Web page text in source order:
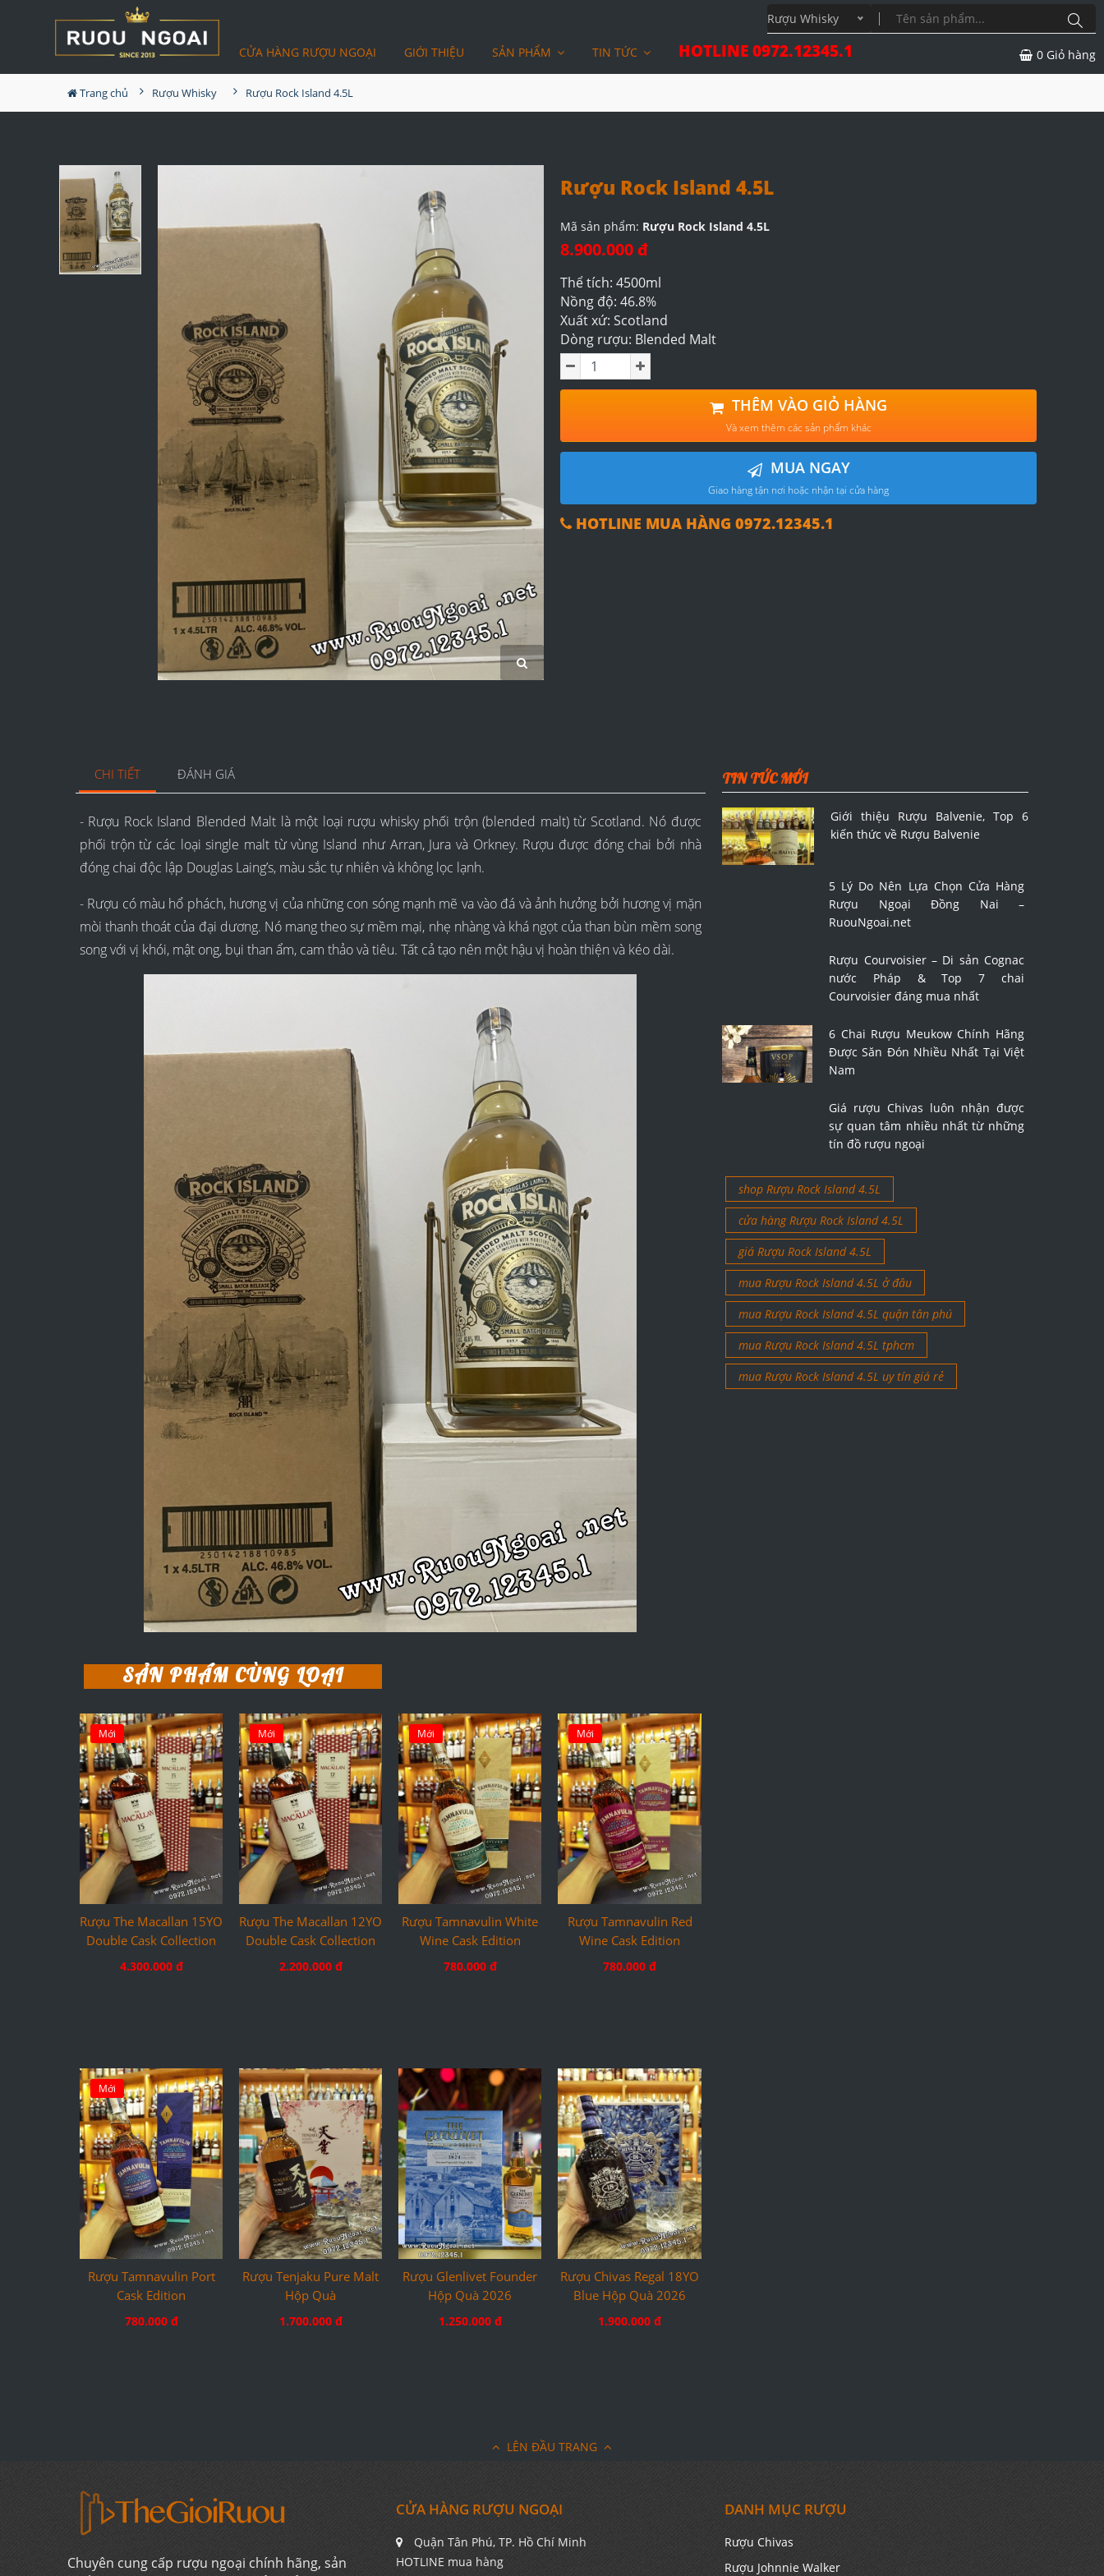
Rượu Whisky
CỬA HÀNG RƯỢU NGOẠI GIỚI THIỆU SẢN PHẨM TIN TỨC HOTLINE 0972.12345.1 0 Giỏ hàng
Trang chủ Rượu Whisky Rượu Rock Island 4.5L
Rượu Rock Island 4.5L
Mã sản phẩm: Rượu Rock Island 4.5L
8.900.000 đ
Thể tích: 4500ml
Nồng độ: 46.8%
Xuất xứ: Scotland
Dòng rượu: Blended Malt
THÊM VÀO GIỎ HÀNG
Và xem thêm các sản phẩm khác
MUA NGAY
Giao hàng tận nơi hoặc nhận tại cửa hàng
HOTLINE MUA HÀNG 0972.12345.1
CHI TIẾT ĐÁNH GIÁ
- Rượu Rock Island Blended Malt là một loại rượu whisky phối trộn (blended malt) từ Scotland. Nó được
phối trộn từ các loại single malt từ vùng Island như Arran, Jura và Orkney. Rượu được đóng chai bởi nhà
đóng chai độc lập Douglas Laing’s, màu sắc tự nhiên và không lọc lạnh.
- Rượu có màu hổ phách, hương vị của những con sóng mạnh mẽ va vào đá và ảnh hưởng bởi hương vị mặn
mòi thanh thoát của đại dương. Nó mang theo sự mềm mại, nhẹ nhàng và khá ngọt của than bùn mềm song
song với vị khói, mật ong, bụi than ẩm, cam thảo và tiêu. Tất cả tạo nên một hậu vị hoàn thiện và kéo dài.
SẢN PHẨM CÙNG LOẠI
Mới
Rượu The Macallan 15YO
Double Cask Collection
4.300.000 đ
Mới
Rượu The Macallan 12YO
Double Cask Collection
2.200.000 đ
Mới
Rượu Tamnavulin White
Wine Cask Edition
780.000 đ
Mới
Rượu Tamnavulin Red
Wine Cask Edition
780.000 đ
Mới
Rượu Tamnavulin Port
Cask Edition
780.000 đ
Rượu Tenjaku Pure Malt
Hộp Quà
1.700.000 đ
Rượu Glenlivet Founder
Hộp Quà 2026
1.250.000 đ
Rượu Chivas Regal 18YO
Blue Hộp Quà 2026
1.900.000 đ
TIN TỨC MỚI
Giới thiệu Rượu Balvenie, Top 6
kiến thức về Rượu Balvenie
5 Lý Do Nên Lựa Chọn Cửa Hàng
Rượu Ngoại Đồng Nai –
RuouNgoai.net
Rượu Courvoisier – Di sản Cognac
nước Pháp & Top 7 chai
Courvoisier đáng mua nhất
6 Chai Rượu Meukow Chính Hãng
Được Săn Đón Nhiều Nhất Tại Việt
Nam
Giá rượu Chivas luôn nhận được
sự quan tâm nhiều nhất từ những
tín đồ rượu ngoại
shop Rượu Rock Island 4.5L
cửa hàng Rượu Rock Island 4.5L
giá Rượu Rock Island 4.5L
mua Rượu Rock Island 4.5L ở đâu
mua Rượu Rock Island 4.5L quận tân phú
mua Rượu Rock Island 4.5L tphcm
mua Rượu Rock Island 4.5L uy tín giá rẻ
LÊN ĐẦU TRANG
Chuyên cung cấp rượu ngoại chính hãng, sản
CỬA HÀNG RƯỢU NGOẠI
Quận Tân Phú, TP. Hồ Chí Minh
HOTLINE mua hàng
DANH MỤC RƯỢU
Rượu Chivas
Rượu Johnnie Walker